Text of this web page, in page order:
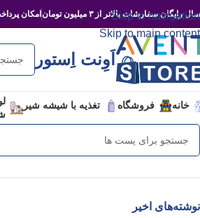
Skip to navigation
Skip to main content
رایگان سفارشات بالاتر از ۳ میلیون تومان امکان
اَوِنت اِستور
خانه فروشگاه تغذیه با شیشه شیر
نوشته‌های اخیر